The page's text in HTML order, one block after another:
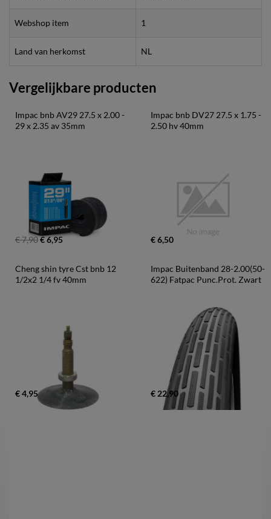
Webshop item 1
Land van herkomst NL
Vergelijkbare producten
Impac bnb AV29 27.5 x 2.00 -
29 x 2.35 av 35mm
€ 7,90€ 6,95
Impac bnb DV27 27.5 x 1.75 -
2.50 hv 40mm
€ 6,50
Cheng shin tyre Cst bnb 12
1/2x2 1/4 fv 40mm
€ 4,95
Impac Buitenband 28-2.00(50-
622) Fatpac Punc.Prot. Zwart
€ 22,90